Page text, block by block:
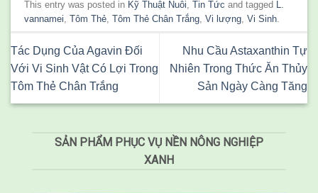
This entry was posted in Kỹ Thuật Nuôi ,Tin Tức and tagged L.
vannamei ,Tôm Thẻ ,Tôm Thẻ Chân Trắng ,Vi lượng ,Vi Sinh
Tác Dụng Của Agavin Đối
Với Vi Sinh Vật Có Lợi Trong
Tôm Thẻ Chân Trắng
Nhu Cầu Astaxanthin Tự
Nhiên Trong Thức Ăn Thủy
Sản Ngày Càng Tăng
SẢN PHẨM PHỤC VỤ NỀN NÔNG NGHIỆP
XANH